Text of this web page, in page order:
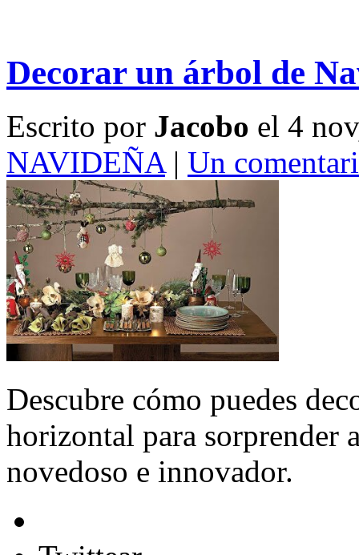
Decorar un árbol de
Escrito por Jacobo el 4
NAVIDEÑA| Un
Descubre cómo puedes
horizontal para sorprender
novedoso e innovador.